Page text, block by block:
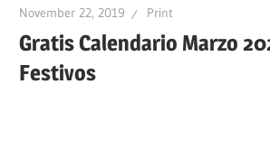
November 22, 2019 Print
Gratis Calendario Marzo
Festivos